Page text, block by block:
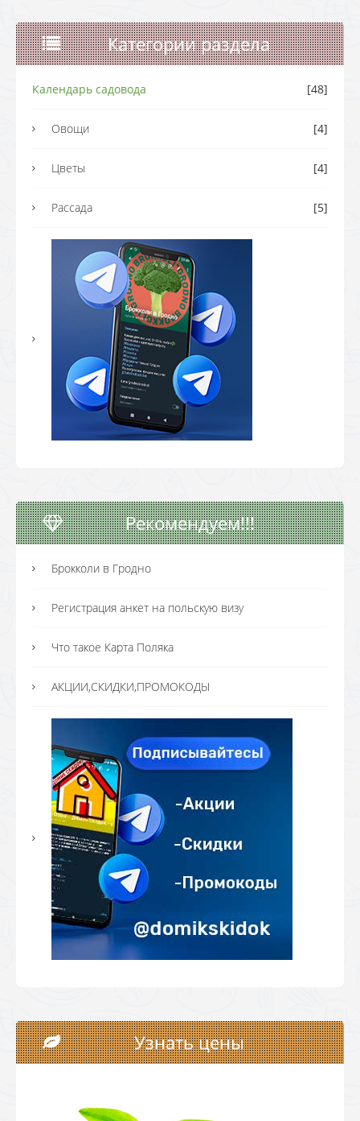
Категории раздела
Календарь садовода [48]
Овощи [4]
Цветы [4]
Рассада [5]
Рекомендуем!!!
Брокколи в Гродно
Регистрация анкет на польскую визу
Что такое Карта Поляка
АКЦИИ,СКИДКИ,ПРОМОКОДЫ
Узнать цены